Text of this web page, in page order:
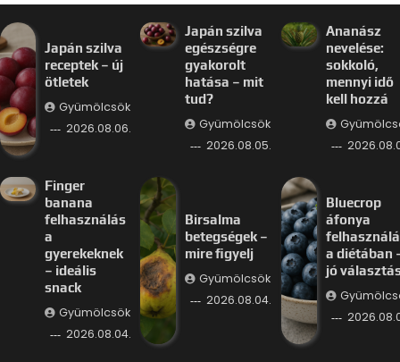
Japán szilva
receptek – új
ötletek
Gyümölcsök
2026.08.06.
Japán szilva
egészségre
gyakorolt
hatása – mit
tud?
Gyümölcsök
2026.08.05.
Ananász
nevelése:
sokkoló,
mennyi idő
kell hozzá
Finger
banana
felhasználás
a
gyerekeknek
– ideális
snack
Gyümölcsök
2026.08.04.
Birsalma
betegségek –
mire figyelj
Gyümölcsök
2026.08.04.
Bluecrop
áfonya
a diétában
jó